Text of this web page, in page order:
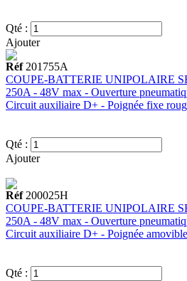
Qté :
Ajouter
Réf201755A
COUPE-BATTERIE UNIPOLAIRE
250A - 48V max - Ouverture
Circuit auxiliaire D+ - Poignée fixe
Qté :
Ajouter
Réf200025H
COUPE-BATTERIE UNIPOLAIRE
250A - 48V max - Ouverture
Circuit auxiliaire D+ - Poignée
Qté :